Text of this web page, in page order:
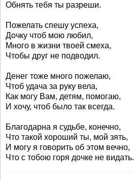
Обнять тебя ты разреши.
Пожелать спешу успеха,
Дочку чтоб мою любил,
Много в жизни твоей смеха,
Чтобы друг не подводил.
Денег тоже много пожелаю,
Чтоб удача за руку вела,
Как могу Вам, детям, помогаю,
И хочу, чтоб было так всегда.
Благодарна я судьбе, конечно,
Что такой хороший ты, мой зять,
И могу я говорить об этом вечно,
Что с тобою горя дочке не видать.